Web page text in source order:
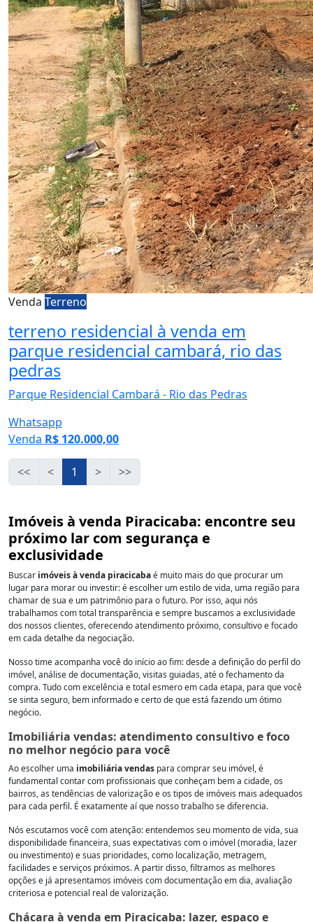
Venda Terreno
terreno residencial à venda em
parque residencial cambará, rio das
pedras
Parque Residencial Cambará - Rio das Pedras
Whatsapp
Venda R$ 120.000,00
<< < 1 > >>
Imóveis à venda Piracicaba: encontre seu
próximo lar com segurança e
exclusividade
Buscar imóveis à venda piracicabaé muito mais do que procurar um
lugar para morar ou investir: é escolher um estilo de vida, uma região para
chamar de sua e um patrimônio para o futuro. Por isso, aqui nós
trabalhamos com total transparência e sempre buscamos a exclusividade
dos nossos clientes, oferecendo atendimento próximo, consultivo e focado
em cada detalhe da negociação.
Nosso time acompanha você do início ao fim: desde a definição do perfil do
imóvel, análise de documentação, visitas guiadas, até o fechamento da
compra. Tudo com excelência e total esmero em cada etapa, para que você
se sinta seguro, bem informado e certo de que está fazendo um ótimo
negócio.
Imobiliária vendas: atendimento consultivo e foco
no melhor negócio para você
Ao escolher uma imobiliária vendas para comprar seu imóvel, é
fundamental contar com profissionais que conheçam bem a cidade, os
bairros, as tendências de valorização e os tipos de imóveis mais adequados
para cada perfil. É exatamente aí que nosso trabalho se diferencia.
Nós escutamos você com atenção: entendemos seu momento de vida, sua
disponibilidade financeira, suas expectativas com o imóvel (moradia, lazer
ou investimento) e suas prioridades, como localização, metragem,
facilidades e serviços próximos. A partir disso, filtramos as melhores
opções e já apresentamos imóveis com documentação em dia, avaliação
criteriosa e potencial real de valorização.
Chácara à venda em Piracicaba: lazer, espaço e